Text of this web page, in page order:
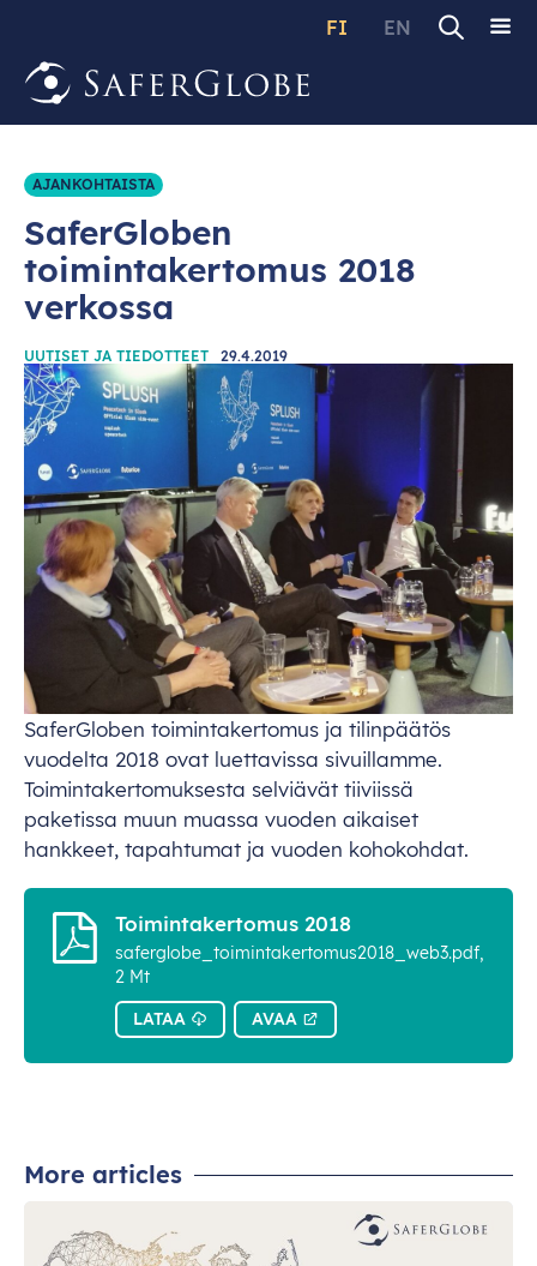
FI EN
AJANKOHTAISTA
SaferGloben
toimintakertomus 2018
verkossa
UUTISET JA TIEDOTTEET 29.4.2019
SaferGloben toimintakertomus jatilinpäätös
vuodelta 2018ovat luettavissa sivuillamme.
Toimintakertomuksesta selviävät tiiviissä
paketissa muun muassa vuoden aikaiset
hankkeet, tapahtumat javuoden kohokohdat.
Toimintakertomus 2018
saferglobe_toimintakertomus2018_web3.pdf,
2 Mt
LATAA AVAA
More articles